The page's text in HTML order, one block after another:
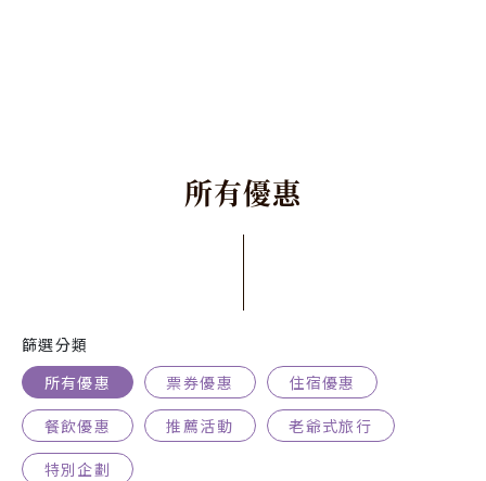
所有優惠
篩選分類
所有優惠
票券優惠
住宿優惠
餐飲優惠
推薦活動
老爺式旅行
特別企劃